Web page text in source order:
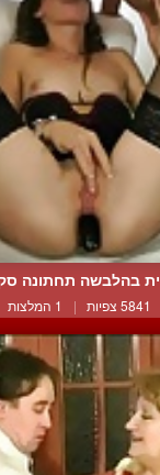
בהלבשה תחתונה
5841 צפיות | 1 המלצות